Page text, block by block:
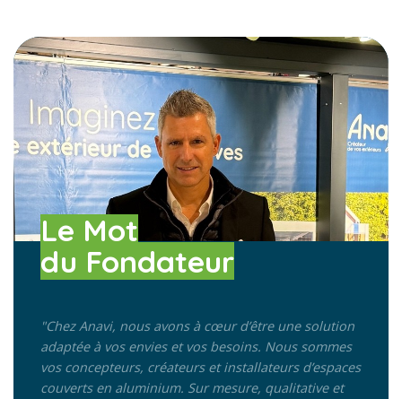
Le Mot
du Fondateur
"Chez Anavi, nous avons à cœur d’être une solution
adaptée à vos envies et vos besoins. Nous sommes
vos concepteurs, créateurs et installateurs d’espaces
couverts en aluminium. Sur mesure, qualitative et